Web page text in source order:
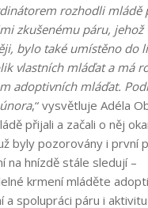
rozhodli mládě
zkušenému páru, jehož
bylo také umístěno do
vlastních mláďat a má
adoptivních mláďat.
,“ vysvětluje Adéla
přijali a začali o něj
byly pozorovány i první
na hnízdě stále sledují –
krmení mláděte
a spolupráci páru i